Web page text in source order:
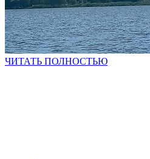
ЧИТАТЬ ПОЛНОСТЬЮ